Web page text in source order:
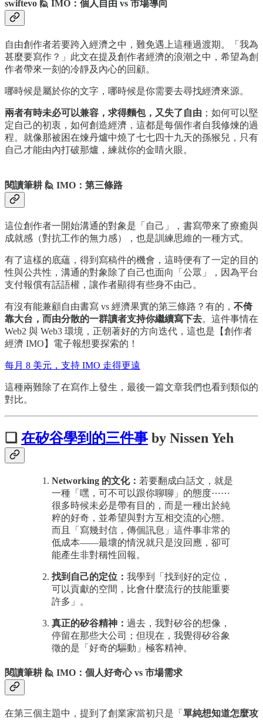
swiftevo 🙋 IMO：個人自由 vs 市場導向
自由創作者若要跨入經濟之中，難免遇上這種過渡期。「我為
甚麼要寫作？」此文在提及創作者經濟的浪潮之中，希望為創
作者帶來一刻的冷靜及內心的回顧。
哪時候是屬於你的文字，哪時候是你需要去尋找經濟來源。
兩者有時未必可以兼容，求得麵包，又失了自由 ；如何可以堅
定自己的初衷，如何創造經濟，這都是每個作者自我修煉的過
程。就像那被困在煉丹爐中燒了七七四十九天的孫猴兒，只有
自己才能由內打破那爐，練就你的金睛火眼。
閱讀筆耕 🙋 IMO：第三條路
這位創作者一開始溝通的對象是「自己」，書寫帶來了療癒與
成就感（對抗工作的無力感），也是訓練思維的一種方式。
有了這樣的底蘊，得到寫稿件的機會，這時便有了一定的目的
性與公共性，溝通的對象除了自己也面向「公眾」，因為平台
支付報償有話語權，讓作者顯得有些身不由己。
有沒有能兼顧自由書寫 vs 經濟果實的第三條路？有的， 不倚
靠大台，而由分散的一群讀者支持你繼續寫下去。這件事情在
Web2 與 Web3 環境，正朝著好的方向迭代，這也是【創作者
經濟 IMO】電子報想要探索的！
每月 8 美元，支持 IMO 走得更遠
這種兩難除了在寫作上發生，最後一篇文章我們也看到類似的
對比。
❏ 在矽谷學到的三件事 by Nissen Yeh
Networking 的文化： 若要翻成白話文，就是
一種「嘿，可不可以跟你聊聊」的態度⋯⋯
很多時候未必是帶有目的，而是一種出於純
粹的好奇，並希望與對方互相交流的心態。
而且「寫幾封信，傳個訊息」這件事非常的
低成本——最壞的情況就只是沒回應，卻可
能產生非對稱性回報。
找到自己的定位： 我學到「找到好的定位，
可以貢獻的空間，比會什麼流行的技能重要
許多」。
真正的矽谷精神： 過去，我對矽谷的想像，
停留在那些大公司；但現在，我覺得矽谷象
徵的是「好奇的驅動」極客精神。
閱讀筆耕 🙋 IMO：個人好奇心 vs 市場需求
在第三個主題中，提到了創業家當初只是「 單純想知道怎麼攻